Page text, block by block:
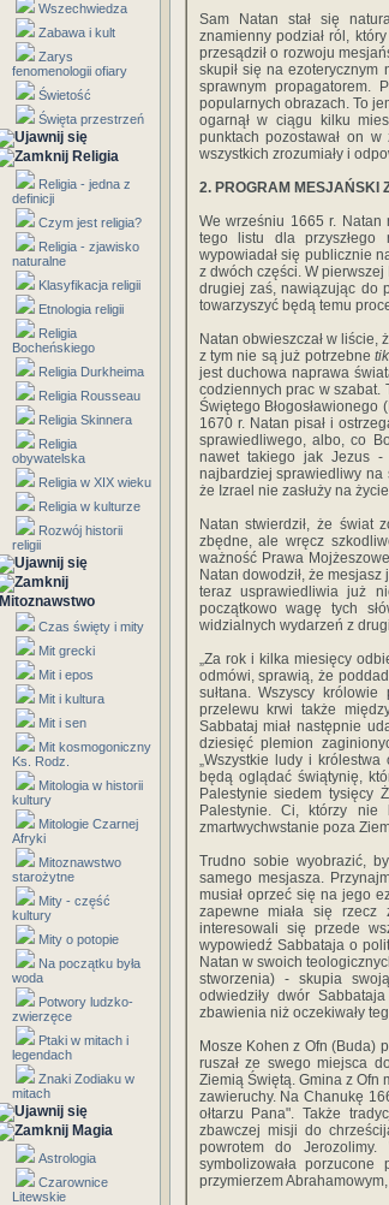
Wszechwiedza
Zabawa i kult
Zarys
fenomenologii ofiary
Świetość
Święta przestrzeń
Religia
Religia - jedna z
definicji
Czym jest religia?
Religia - zjawisko
naturalne
Klasyfikacja religii
Etnologia religii
Religia
Bocheńskiego
Religia Durkheima
Religia Rousseau
Religia Skinnera
Religia
obywatelska
Religia w XIX wieku
Religia w kulturze
Rozwój historii
religii
Mitoznawstwo
Czas święty i mity
Mit grecki
Mit i epos
Mit i kultura
Mit i sen
Mit kosmogoniczny
Ks. Rodz.
Mitologia w historii
kultury
Mitologie Czarnej
Afryki
Mitoznawstwo
starożytne
Mity - część
kultury
Mity o potopie
Na początku była
woda
Potwory ludzko-
zwierzęce
Ptaki w mitach i
legendach
Znaki Zodiaku w
mitach
Magia
Astrologia
Czarownice
Litewskie
Sam Natan stał się
znamienny podział ról,
przesądził o rozwoju
skupił się na
sprawnym propagatorem.
popularnych obrazach. To
ogarnął w ciągu kilku
punktach pozostawał on
wszystkich zrozumiały i
2. PROGRAM MESJAŃSKI
We wrześniu 1665 r. Natan
tego listu dla przyszłego
wypowiadał się publicznie
z dwóch części. W
drugiej zaś, nawiązując do
towarzyszyć będą temu
Natan obwieszczał w liście,
z tym nie są już potrzebne
jest duchowa naprawa
codziennych prac w szabat.
Świętego
1670 r. Natan pisał i
sprawiedliwego, albo, co
nawet takiego jak Jezus -
najbardziej sprawiedliwy na
że Izrael nie zasłuży na
Natan stwierdził, że świat
zbędne, ale wręcz
ważność Prawa
Natan dowodził, że
teraz usprawiedliwia już
początkowo wagę tych
widzialnych wydarzeń z
„Za rok i kilka miesięcy
odmówi, sprawią, że
sułtana. Wszyscy
przelewu krwi także
Sabbataj miał następnie
dziesięć plemion
„Wszystkie ludy i
będą oglądać świątynię,
Palestynie siedem tysięcy
Palestynie. Ci, którzy nie
zmartwychwstanie poza
Trudno sobie wyobrazić,
samego mesjasza.
musiał oprzeć się na jego
zapewne miała się
interesowali się przede
wypowiedź Sabbataja o
Natan w swoich
stworzenia) - skupia
odwiedziły dwór
zbawienia niż oczekiwały
Mosze Kohen z Ofn (Buda)
ruszał ze swego miejsca
Ziemią Świętą. Gmina z Ofn
zawieruchy. Na Chanukę
ołtarzu Pana". Także
zbawczej misji do
powrotem do
symbolizowała
przymierzem